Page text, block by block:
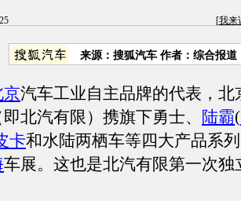
[我来
来源：搜狐汽车 作者：综合报道
京汽车工业自主品牌的代表，北
北汽有限）携旗下勇士、 陆霸(
卡和水陆两栖车等四大产品系
车展。这也是北汽有限第一次独